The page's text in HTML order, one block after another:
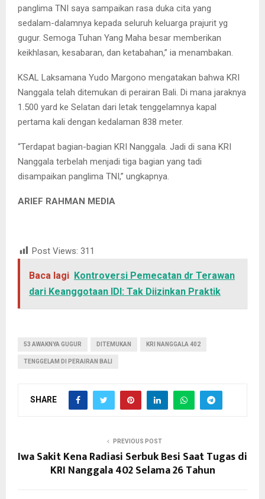
panglima TNI saya sampaikan rasa duka cita yang
sedalam-dalamnya kepada seluruh keluarga prajurit yg
gugur. Semoga Tuhan Yang Maha besar memberikan
keikhlasan, kesabaran, dan ketabahan,” ia menambakan.
KSAL Laksamana Yudo Margono mengatakan bahwa KRI
Nanggala telah ditemukan di perairan Bali. Di mana jaraknya
1.500 yard ke Selatan dari letak tenggelamnya kapal
pertama kali dengan kedalaman 838 meter.
“Terdapat bagian-bagian KRI Nanggala. Jadi di sana KRI
Nanggala terbelah menjadi tiga bagian yang tadi
disampaikan panglima TNI,” ungkapnya.
ARIEF RAHMAN MEDIA
Post Views: 311
Baca lagi Kontroversi Pemecatan dr Terawan
dari Keanggotaan IDI: Tak Diizinkan Praktik
53 AWAKNYA GUGUR DITEMUKAN KRI NANGGALA 402
TENGGELAM DI PERAIRAN BALI
SHARE
PREVIOUS POST
Iwa Sakit Kena Radiasi Serbuk Besi Saat Tugas di
KRI Nanggala 402 Selama 26 Tahun